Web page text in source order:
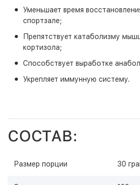
Уменьшает время
спортзале;
Препятствует катаболизму
кортизола;
Способствует выработке
Укрепляет иммунную систему.
СОСТАВ:
Размер порции 30